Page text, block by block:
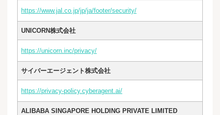
https://www.jal.co.jp/jp/ja/footer/security/
UNICORN株式会社
https://unicorn.inc/privacy/
サイバーエージェント株式会社
https://privacy-policy.cyberagent.ai/
ALIBABA SINGAPORE HOLDING PRIVATE LIMITED